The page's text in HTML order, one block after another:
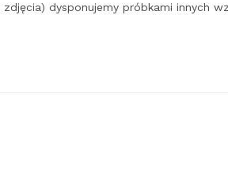
dysponujemy próbkami innych